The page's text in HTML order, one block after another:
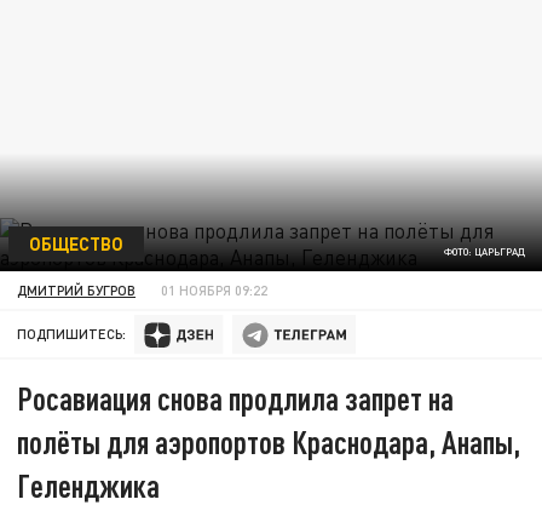
ФОТО: ЦАРЬГРАД
ОБЩЕСТВО
ДМИТРИЙ БУГРОВ 01 НОЯБРЯ 09:22
ПОДПИШИТЕСЬ:
Росавиация снова продлила запрет на
полёты для аэропортов Краснодара, Анапы,
Геленджика